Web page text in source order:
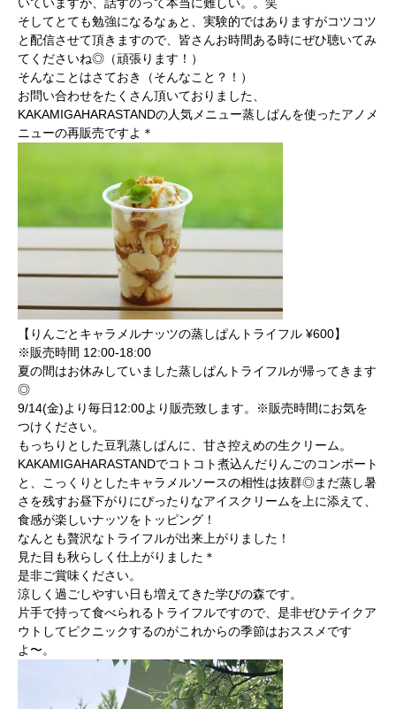
そしてとても勉強になるなぁと、実験的ではありますがコツコツ
と配信させて頂きますので、皆さんお時間ある時にぜひ聴いてみ
てくださいね◎（頑張ります！）
そんなことはさておき（そんなこと？！）
お問い合わせをたくさん頂いておりました、
KAKAMIGAHARASTANDの人気メニュー蒸しぱんを使ったアノメ
ニューの再販売ですよ＊
【りんごとキャラメルナッツの蒸しぱんトライフル ¥600】
※販売時間 12:00-18:00
夏の間はお休みしていました蒸しぱんトライフルが帰ってきます
◎
9/14(金)より毎日12:00より販売致します。※販売時間にお気を
つけください。
もっちりとした豆乳蒸しぱんに、甘さ控えめの生クリーム。
KAKAMIGAHARASTANDでコトコト煮込んだりんごのコンポート
と、こっくりとしたキャラメルソースの相性は抜群◎まだ蒸し暑
さを残すお昼下がりにぴったりなアイスクリームを上に添えて、
食感が楽しいナッツをトッピング！
なんとも贅沢なトライフルが出来上がりました！
見た目も秋らしく仕上がりました＊
是非ご賞味ください。
涼しく過ごしやすい日も増えてきた学びの森です。
片手で持って食べられるトライフルですので、是非ぜひテイクア
ウトしてピクニックするのがこれからの季節はおススメです
よ〜。